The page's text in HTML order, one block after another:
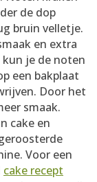
de dop
bruin velletje.
en extra
je de noten
een bakplaat
Door het
smaak.
cake en
Voor een
cake recept